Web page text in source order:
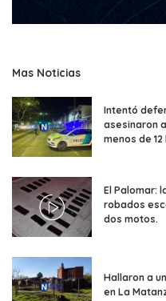
Mas Noticias
Intentó
asesinaron
menos de
El Palomar:
robados
dos motos.
Hallaron a
en La